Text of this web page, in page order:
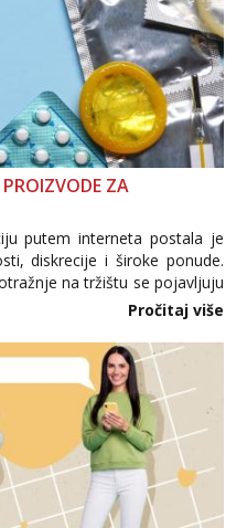
ZA
putem interneta postala je
diskrecije i široke ponude.
na tržištu se pojavljuju
nepouzdane internetske
Pročitaj više